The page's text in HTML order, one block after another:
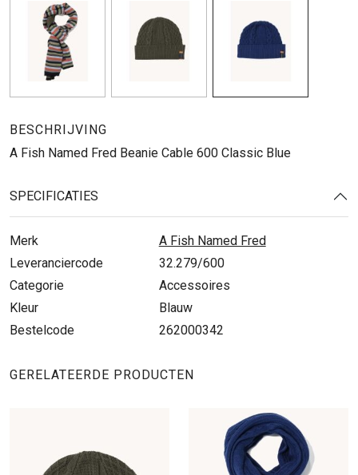
BESCHRIJVING
A Fish Named Fred Beanie Cable 600 Classic Blue
SPECIFICATIES
Merk
A Fish Named Fred
Leveranciercode
32.279/600
Categorie
Accessoires
Kleur
Blauw
Bestelcode
262000342
GERELATEERDE PRODUCTEN